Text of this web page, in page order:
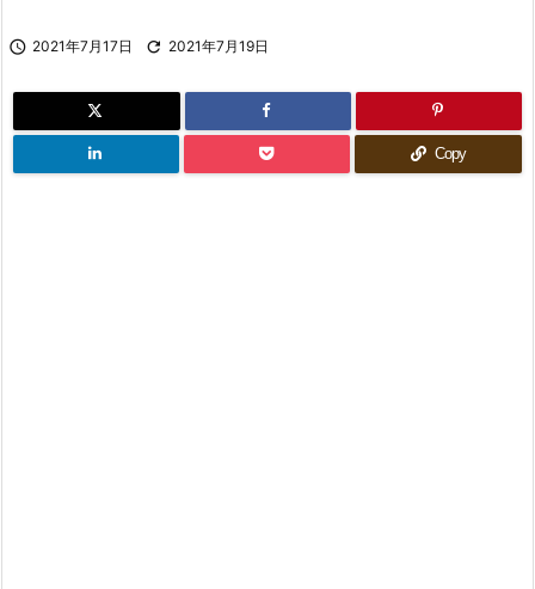
 2021年7月17日  2021年7月19日
Copy